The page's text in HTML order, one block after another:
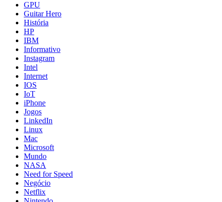
GPU
Guitar Hero
História
HP
IBM
Informativo
Instagram
Intel
Internet
IOS
IoT
iPhone
Jogos
LinkedIn
Linux
Mac
Microsoft
Mundo
NASA
Need for Speed
Negócio
Netflix